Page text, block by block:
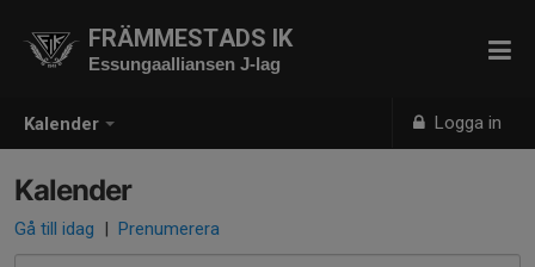
Kalender Logga in
FRÄMMESTADS IK
Essungaalliansen J-lag
Kalender
Gå till idag | Prenumerera